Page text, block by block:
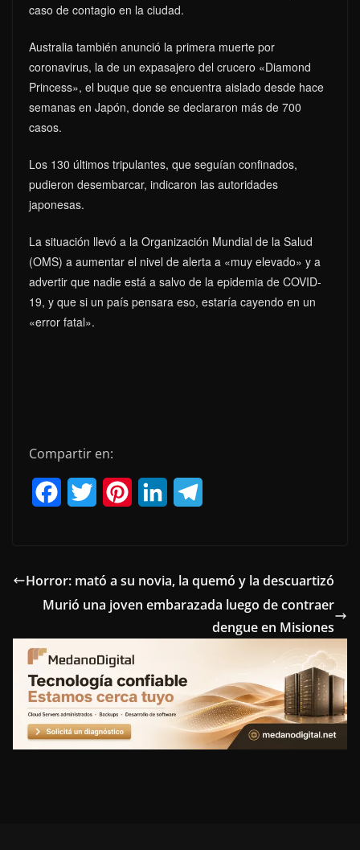
caso de contagio en la ciudad.
Australia también anunció la primera muerte por
coronavirus, la de un expasajero del crucero «Diamond
Princess», el buque que se encuentra aislado desde hace
semanas en Japón, donde se declararon más de 700
casos.
Los 130 últimos tripulantes, que seguían confinados,
pudieron desembarcar, indicaron las autoridades
japonesas.
La situación llevó a la Organización Mundial de la Salud
(OMS) a aumentar el nivel de alerta a «muy elevado» y a
advertir que nadie está a salvo de la epidemia de COVID-
19, y que si un país pensara eso, estaría cayendo en un
«error fatal».
Compartir en:
e
b
o
o
k
t
t
e
r
t
e
r
e
s
k
e
d
n
e
g
r
m
Horror: mató a su novia, la quemó y la descuartizó
Murió una joven embarazada luego de contraer
dengue en Misiones